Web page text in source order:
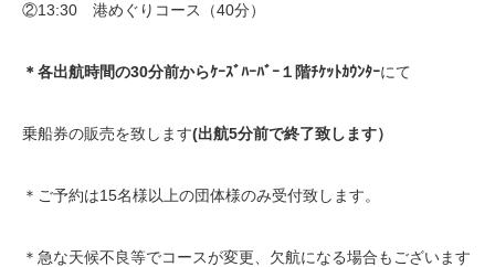
②13:30 港めぐりコース（40分）
＊各出航時間の30分前からｹｰｽﾞﾊｰﾊﾞｰ１階ﾁｹｯﾄｶｳﾝﾀｰにて
乗船券の販売を致します(出航5分前で終了致します）
＊ご予約は15名様以上の団体様のみ受付致します。
＊急な天候不良等でコースが変更、欠航になる場合もございます